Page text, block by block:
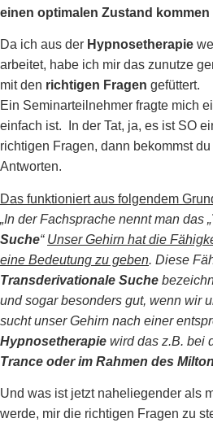
einen optimalen Zustand kommen
Da ich aus der Hypnosetherapie
arbeitet, habe ich mir das zunutze
mitden richtigen Fragen gefüttert.
Ein Seminarteilnehmer fragte mich
einfach ist. In der Tat, ja, es ist SO
richtigen Fragen, dann bekommst
Antworten.
Das funktioniert aus folgendem
„In der Fachsprache nennt man das „
Suche“ Unser Gehirn hat die
eine Bedeutung zu geben. Diese
Transderivationale Suche
und sogar besonders gut, wenn wir
sucht unser Gehirn nach einer
Hypnosetherapie wird das z.B. bei
Trance oder im Rahmen des
Und was ist jetzt naheliegender als
werde, mir die richtigen Fragen zu